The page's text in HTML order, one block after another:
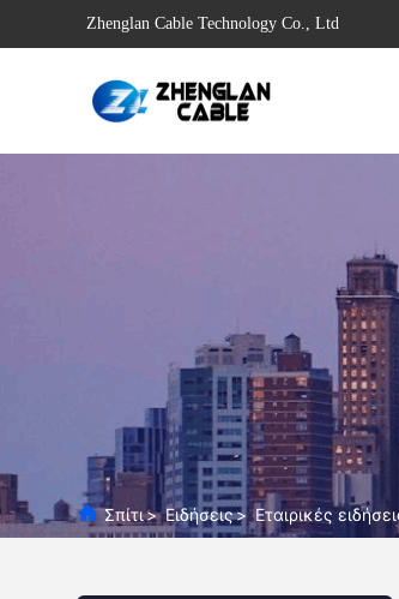
Zhenglan Cable Technology Co., Ltd
Σπίτι> Ειδήσεις> Εταιρικές